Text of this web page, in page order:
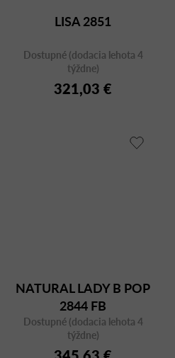
LISA 2851
Dostupné (dodacia lehota 4
týždne)
321,03 €
NATURAL LADY B POP
2844 FB
Dostupné (dodacia lehota 4
týždne)